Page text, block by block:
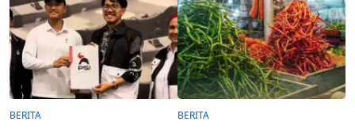
BERITA BERITA